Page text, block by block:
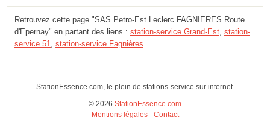
Retrouvez cette page "SAS Petro-Est Leclerc FAGNIERES Route
d'Epernay" en partant des liens : station-service Grand-Est station-
service 51
station-service Fagnières
StationEssence.com, le plein de stations-service sur internet.
© 2026 StationEssence.com
Mentions légales- Contact